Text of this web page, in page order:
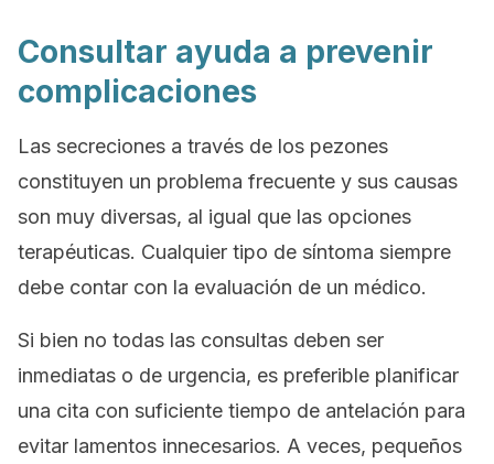
Consultar ayuda a prevenir
complicaciones
Las secreciones a través de los pezones
constituyen un problema frecuente y sus causas
son muy diversas, al igual que las opciones
terapéuticas. Cualquier tipo de síntoma siempre
debe contar con la evaluación de un médico.
Si bien no todas las consultas deben ser
inmediatas o de urgencia, es preferible planificar
una cita con suficiente tiempo de antelación para
evitar lamentos innecesarios. A veces, pequeños